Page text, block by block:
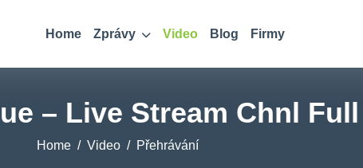
Home Zprávy Video Blog Firmy
– Live Stream Chnl
Home Video Přehrávání